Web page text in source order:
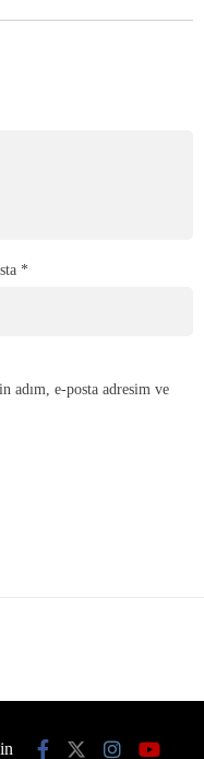
*
adım, e-posta adresim ve